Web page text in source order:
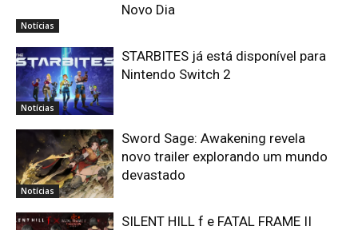
Notícias
Novo Dia
Notícias
STARBITES já está disponível para
Nintendo Switch 2
Notícias
Sword Sage: Awakening revela
novo trailer explorando um mundo
devastado
SILENT HILL f e FATAL FRAME II